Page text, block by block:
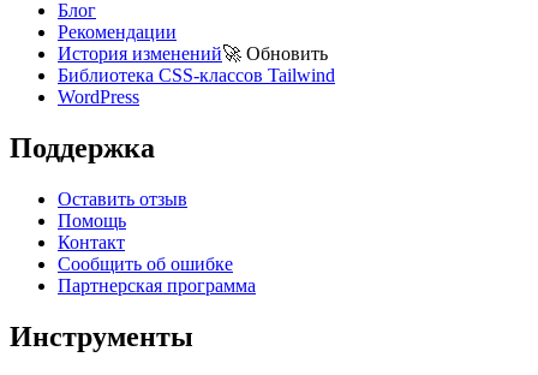
Блог
Рекомендации
История изменений🚀 Обновить
Библиотека CSS-классов Tailwind
WordPress
Поддержка
Оставить отзыв
Помощь
Контакт
Сообщить об ошибке
Партнерская программа
Инструменты